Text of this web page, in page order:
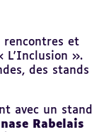
rencontres et
L'Inclusion ».
des stands
avec un stand
Rabelais